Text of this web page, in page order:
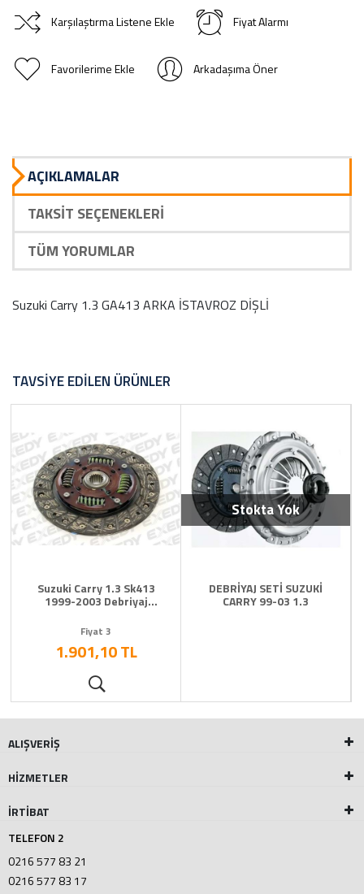
Karşılaştırma Listene Ekle Fiyat Alarmı
Favorilerime Ekle Arkadaşıma Öner
AÇIKLAMALAR
TAKSIT SEÇENEKLERI
TÜM YORUMLAR
Suzuki Carry 1.3 GA413 ARKA İSTAVROZ DİŞLİ
TAVSIYE EDILEN ÜRÜNLER
Suzuki Carry 1.3 Sk413
1999-2003 Debriyaj
Fiyat 3
1.901,10 TL
Stokta Yok
DEBRİYAJ SETİ SUZUKİ
CARRY 99-03 1.3
ALIŞVERİŞ
HİZMETLER
İRTİBAT
TELEFON 2
0216 577 83 21
0216 577 83 17